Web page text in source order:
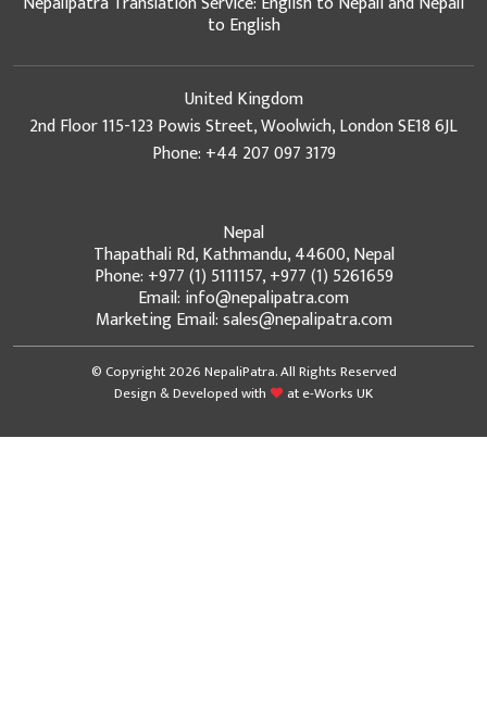
to English
United Kingdom
2nd Floor 115-123 Powis Street, Woolwich, London SE18 6JL
Phone: +44 207 097 3179
Nepal
Thapathali Rd, Kathmandu, 44600, Nepal
Phone: +977 (1) 5111157, +977 (1) 5261659
Email: info@nepalipatra.com
Marketing Email: sales@nepalipatra.com
© Copyright 2026 NepaliPatra. All Rights Reserved
Design & Developed with
ate-Works UK